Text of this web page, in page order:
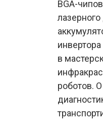
BGA-
в
роботов.